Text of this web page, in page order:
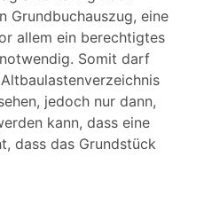
Grundbuchauszug, eine
allem ein berechtigtes
Somit darf
jedoch nur dann,
kann, dass eine
dass das Grundstück